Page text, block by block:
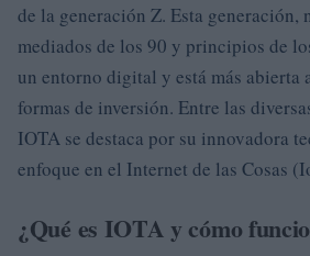
de la generación Z. Esta generación,
mediados de los 90 y principios de
un entorno digital y está más abierta
formas de inversión. Entre las
IOTA se destaca por su innovadora
enfoque en el Internet de las Cosas
¿Qué es IOTA y cómo